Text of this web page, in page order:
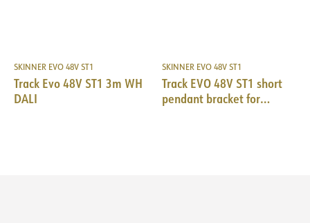
SKINNER EVO 48V ST1
Track Evo 48V ST1 3m WH
DALI
SKINNER EVO 48V ST1
Track EVO 48V ST1 short
pendant bracket for